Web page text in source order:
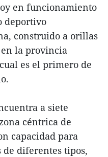
en funcionamiento
deportivo
construido a orillas
la provincia
es el primero de
a siete
céntrica de
capacidad para
de diferentes tipos,